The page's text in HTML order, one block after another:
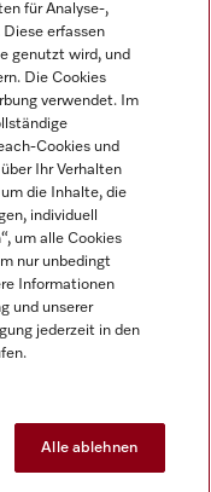
für Analyse-,
erfassen
genutzt wird, und
Die Cookies
verwendet. Im
Cookies und
Ihr Verhalten
die Inhalte, die
individuell
um alle Cookies
nur unbedingt
Informationen
und unserer
jederzeit in den
Alle ablehnen